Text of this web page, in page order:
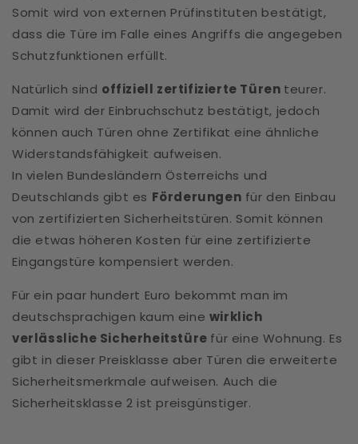
Somit wird von externen Prüfinstituten bestätigt,
dass die Türe im Falle eines Angriffs die angegeben
Schutzfunktionen erfüllt.
Natürlich sind offiziell zertifizierte Türen teurer.
Damit wird der Einbruchschutz bestätigt, jedoch
können auch Türen ohne Zertifikat eine ähnliche
Widerstandsfähigkeit aufweisen.
In vielen Bundesländern Österreichs und
Deutschlands gibt es Förderungen für den Einbau
von zertifizierten Sicherheitstüren. Somit können
die etwas höheren Kosten für eine zertifizierte
Eingangstüre kompensiert werden.
Für ein paar hundert Euro bekommt man im
deutschsprachigen kaum eine wirklich
verlässliche Sicherheitstüre für eine Wohnung. Es
gibt in dieser Preisklasse aber Türen die erweiterte
Sicherheitsmerkmale aufweisen. Auch die
Sicherheitsklasse 2 ist preisgünstiger.